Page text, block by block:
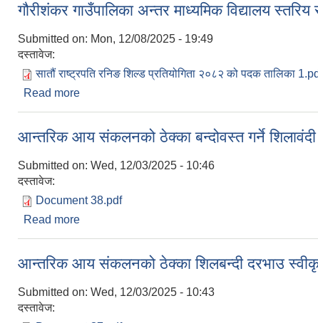
गौरीशंकर गाउँपालिका अन्तर माध्यमिक विद्यालय
Submitted on: Mon, 12/08/2025 - 19:49
दस्तावेज:
सातौं राष्ट्रपति रनिङ शिल्ड प्रतियोगिता २०८२ को पदक तालिका
Read more
आन्तरिक आय संकलनको ठेक्का बन्दोवस्त गर्ने
Submitted on: Wed, 12/03/2025 - 10:46
दस्तावेज:
Document 38.pdf
Read more
आन्तरिक आय संकलनको ठेक्का शिलबन्दी दरभाउ
Submitted on: Wed, 12/03/2025 - 10:43
दस्तावेज: